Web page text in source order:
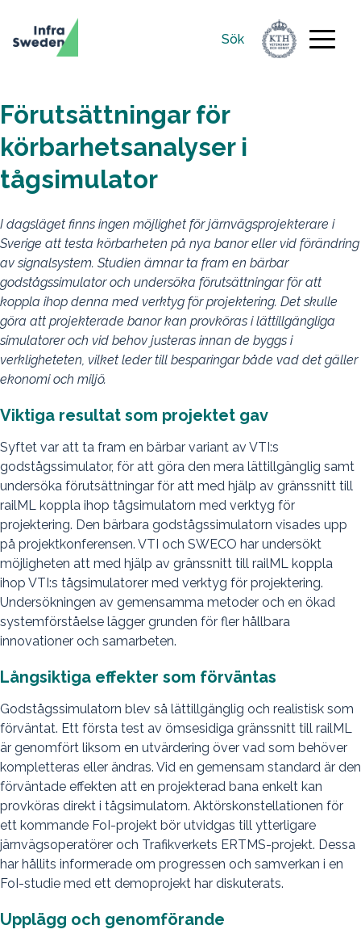
Sök
Sök
efter:
Förutsättningar för
körbarhetsanalyser i
tågsimulator
I dagsläget finns ingen möjlighet för järnvägsprojekterare i
Sverige att testa körbarheten på nya banor eller vid förändring
av signalsystem. Studien ämnar ta fram en bärbar
godstågssimulator och undersöka förutsättningar för att
koppla ihop denna med verktyg för projektering. Det skulle
göra att projekterade banor kan provköras i lättillgängliga
simulatorer och vid behov justeras innan de byggs i
verkligheteten, vilket leder till besparingar både vad det gäller
ekonomi och miljö.
Viktiga resultat som projektet gav
Syftet var att ta fram en bärbar variant av VTI:s
godstågssimulator, för att göra den mera lättillgänglig samt
undersöka förutsättningar för att med hjälp av gränssnitt till
railML koppla ihop tågsimulatorn med verktyg för
projektering. Den bärbara godstågssimulatorn visades upp
på projektkonferensen. VTI och SWECO har undersökt
möjligheten att med hjälp av gränssnitt till railML koppla
ihop VTI:s tågsimulatorer med verktyg för projektering.
Undersökningen av gemensamma metoder och en ökad
systemförståelse lägger grunden för fler hållbara
innovationer och samarbeten.
Långsiktiga effekter som förväntas
Godstågssimulatorn blev så lättillgänglig och realistisk som
förväntat. Ett första test av ömsesidiga gränssnitt till railML
är genomfört liksom en utvärdering över vad som behöver
kompletteras eller ändras. Vid en gemensam standard är den
förväntade effekten att en projekterad bana enkelt kan
provköras direkt i tågsimulatorn. Aktörskonstellationen för
ett kommande FoI-projekt bör utvidgas till ytterligare
järnvägsoperatörer och Trafikverkets ERTMS-projekt. Dessa
har hållits informerade om progressen och samverkan i en
FoI-studie med ett demoprojekt har diskuterats.
Upplägg och genomförande